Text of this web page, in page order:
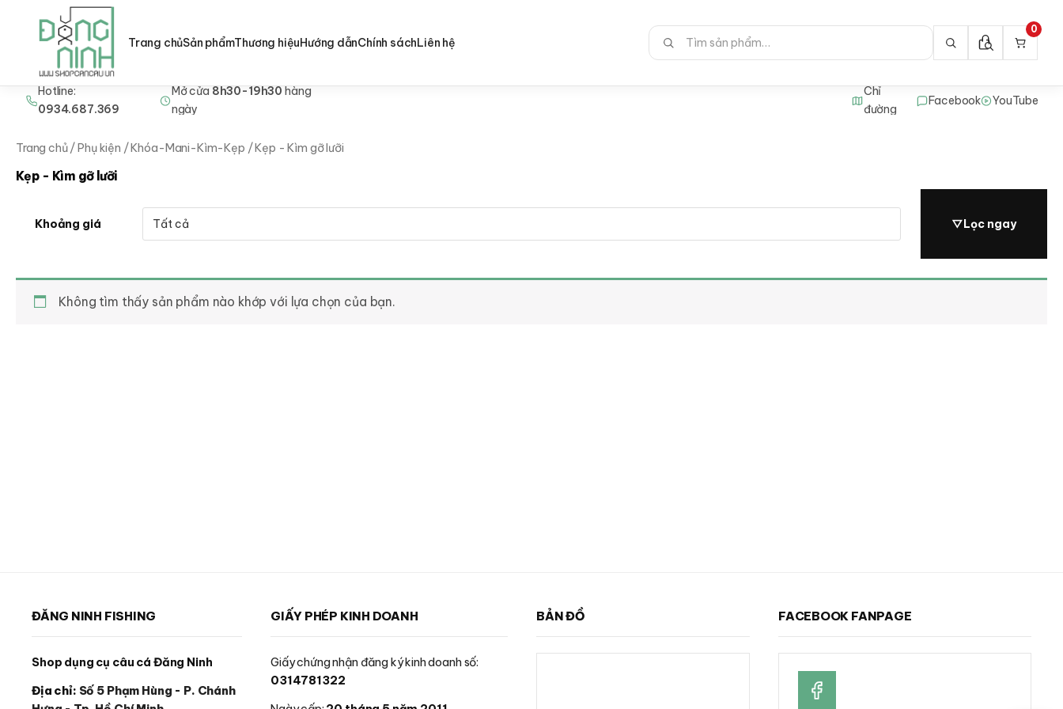
Nhảy
dung
Hotline:
0934.687.369
Mở cửa8h30-19h30hàng
ngày
Chỉ
đường
Facebook YouTube
Trang chủSản phẩmThương hiệuHướng dẫnChính sáchLiên hệ
Tìm
kiếm:
0
Trang chủ/Phụ kiện /Khóa-Mani-Kìm-Kẹp / Kẹp - Kìm gỡ lưỡi
Kẹp - Kìm gỡ lưỡi
Khoảng giá ▽Lọc ngay
Không tìm thấy sản phẩm nào khớp với lựa chọn của bạn.
ĐĂNG NINH FISHING
Shop dụng cụ câu cá Đăng Ninh
Địa chỉ: Số 5 Phạm Hùng - P. Chánh
GIẤY PHÉP KINH DOANH
Giấy chứng nhận đăng ký kinh doanh số:
0314781322
BẢN ĐỒ FACEBOOK FANPAGE